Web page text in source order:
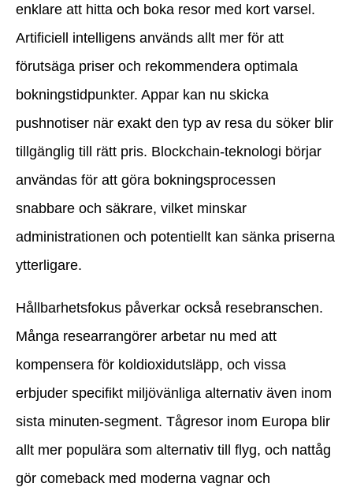
enklare att hitta och boka resor med kort varsel.
Artificiell intelligens används allt mer för att
förutsäga priser och rekommendera optimala
bokningstidpunkter. Appar kan nu skicka
pushnotiser när exakt den typ av resa du söker blir
tillgänglig till rätt pris. Blockchain-teknologi börjar
användas för att göra bokningsprocessen
snabbare och säkrare, vilket minskar
administrationen och potentiellt kan sänka priserna
ytterligare.
Hållbarhetsfokus påverkar också resebranschen.
Många researrangörer arbetar nu med att
kompensera för koldioxidutsläpp, och vissa
erbjuder specifikt miljövänliga alternativ även inom
sista minuten-segment. Tågresor inom Europa blir
allt mer populära som alternativ till flyg, och nattåg
gör comeback med moderna vagnar och